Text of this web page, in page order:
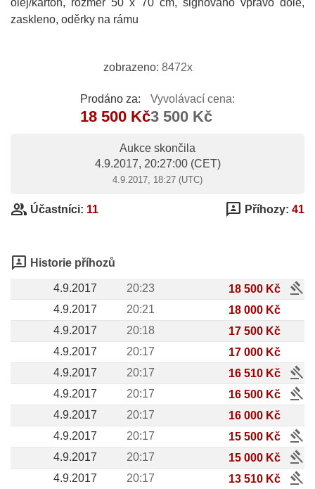
olej/karton, rozměr 50 x 70 cm, signováno vpravo dole,
zaskleno, oděrky na rámu
zobrazeno: 8472x
Prodáno za:
18 500 Kč
Vyvolávací cena:
3 500 Kč
Aukce skončila
4.9.2017, 20:27:00(CET)
4.9.2017, 18:27 (UTC)
group Účastníci: 11 3p Příhozy: 41
3p Historie příhozů
4.9.2017 20:23 18 500 Kč gavel
4.9.2017 20:21
18 000 Kč
4.9.2017
20:18
17 500 Kč
4.9.2017
20:17
17 000 Kč
4.9.2017
20:17 16 510 Kč gavel
4.9.2017 20:17 16 500 Kč gavel
4.9.2017 20:17
16 000 Kč
4.9.2017
20:17 15 500 Kč gavel
4.9.2017 20:17 15 000 Kč gavel
4.9.2017 20:17 13 510 Kč
gavel